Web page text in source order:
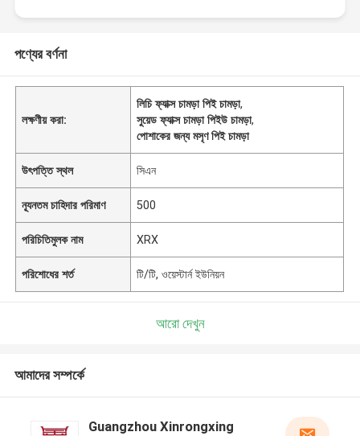
পণ্যের বর্ণনা
লক্ষণীয় করা:
লিচি ফ্যাক্স চামড়া পিই চামড়া,
সুয়েড ফ্যাক্স চামড়া পিইউ চামড়া,
পোশাকের জন্য মসৃণ পিই চামড়া
উৎপত্তি স্থল সিএন
ন্যূনতম চাহিদার পরিমাণ 500
পরিচিতিমুলক নাম XRX
পরিশোধের শর্ত টি/টি, ওয়েস্টার্ন ইউনিয়ন
আরো দেখুন
আমাদের সম্পর্কে
Guangzhou Xinrongxing